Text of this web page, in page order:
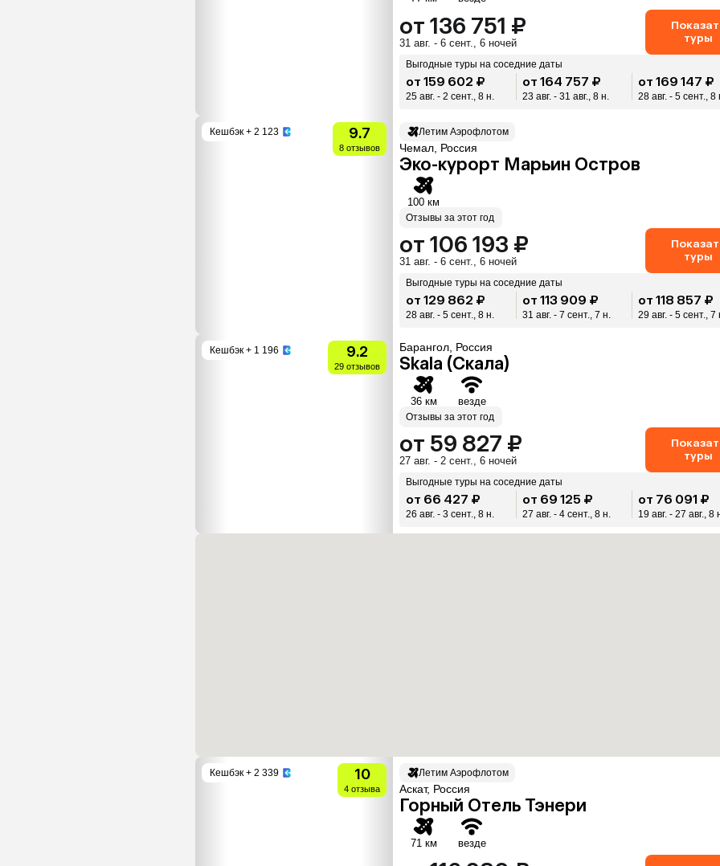
от 136 751 ₽
31 авг. - 6 сент., 6 ночей
туры
Выгодные туры на соседние даты
от 159 602 ₽
25 авг. - 2 сент., 8 н.
от 164 757 ₽
23 авг. - 31 авг., 8 н.
от 169 147 ₽
28 авг. - 5 сент., 8
Кешбэк + 2 123 9.7
8 отзывов
Летим Аэрофлотом
Чемал, Россия
Эко-курорт Марьин Остров
100 км
Отзывы за этот год
от 106 193 ₽
31 авг. - 6 сент., 6 ночей
туры
Выгодные туры на соседние даты
от 129 862 ₽
28 авг. - 5 сент., 8 н.
от 113 909 ₽
31 авг. - 7 сент., 7 н.
от 118 857 ₽
29 авг. - 5 сент., 7
Кешбэк + 1 196 9.2
29 отзывов
Барангол, Россия
Skala (Скала)
36 км везде
Отзывы за этот год
от 59 827 ₽
27 авг. - 2 сент., 6 ночей
туры
Выгодные туры на соседние даты
от 66 427 ₽
26 авг. - 3 сент., 8 н.
от 69 125 ₽
27 авг. - 4 сент., 8 н.
от 76 091 ₽
19 авг. - 27 авг., 8
Кешбэк + 2 339 10
4 отзыва
Летим Аэрофлотом
Аскат, Россия
Горный Отель Тэнери
71 км везде